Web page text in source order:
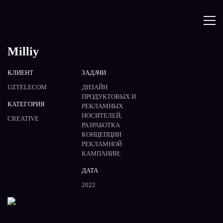
Milliy
КЛИЕНТ
UZTELECOM
КАТЕГОРИЯ
CREATIVE
ЗАДАЧИ
ДИЗАЙН
ПРОДУКТОВЫХ И
РЕКЛАМНЫХ
НОСИТЕЛЕЙ;
РАЗРАБОТКА
КОНЦЕПЦИИ
РЕКЛАМНОЙ
КАМПАНИИ;
ДАТА
2022